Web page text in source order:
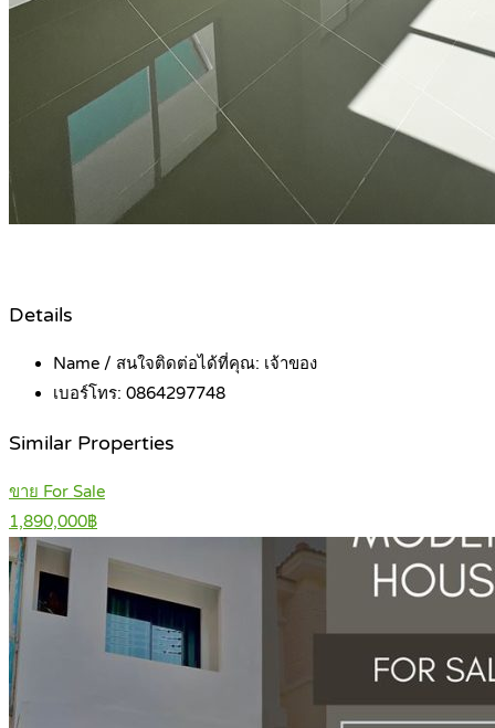
Details
Name / สนใจติดต่อได้ที่คุณ: เจ้าของ
เบอร์โทร: 0864297748
Similar Properties
ขาย For Sale
1,890,000฿